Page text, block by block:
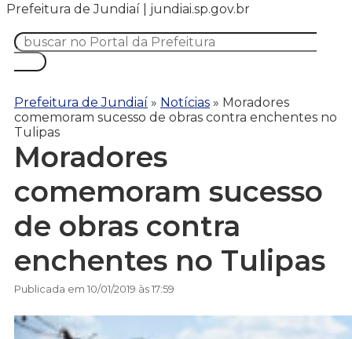
Prefeitura de Jundiaí | jundiai.sp.gov.br
Prefeitura de Jundiaí » Notícias » Moradores
comemoram sucesso de obras contra enchentes no
Tulipas
Moradores
comemoram sucesso
de obras contra
enchentes no Tulipas
Publicada em 10/01/2019 às 17:59